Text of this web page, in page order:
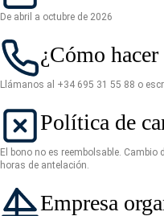
De abril a octubre de 2026
¿Cómo
Llámanos al +34 695 31 55 88 o
Política de
El bono no es reembolsable.
horas de antelación.
Empresa